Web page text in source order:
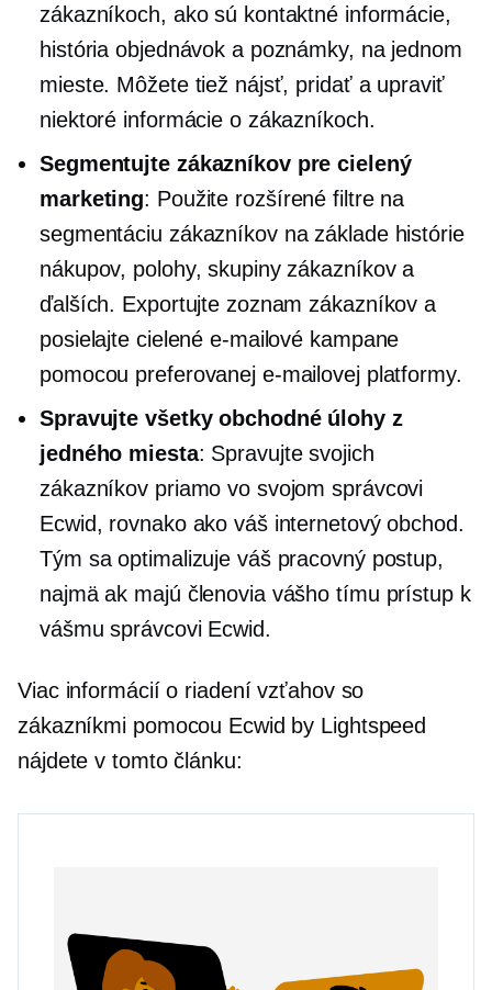
zákazníkoch, ako sú kontaktné informácie,
história objednávok a poznámky, na jednom
mieste. Môžete tiež nájsť, pridať a upraviť
niektoré informácie o zákazníkoch.
Segmentujte zákazníkov pre cielený
marketing: Použite rozšírené filtre na
segmentáciu zákazníkov na základe histórie
nákupov, polohy, skupiny zákazníkov a
ďalších. Exportujte zoznam zákazníkov a
posielajte cielené e-mailové kampane
pomocou preferovanej e-mailovej platformy.
Spravujte všetky obchodné úlohy z
jedného miesta: Spravujte svojich
zákazníkov priamo vo svojom správcovi
Ecwid, rovnako ako váš internetový obchod.
Tým sa optimalizuje váš pracovný postup,
najmä ak majú členovia vášho tímu prístup k
vášmu správcovi Ecwid.
Viac informácií o riadení vzťahov so
zákazníkmi pomocou Ecwid by Lightspeed
nájdete v tomto článku: